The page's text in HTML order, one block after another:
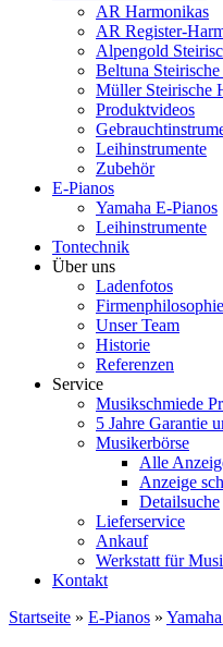
AR Harmonikas
AR Register-
Alpengold
Beltuna
Müller Steirische
Produktvideos
Leihinstrumente
Zubehör
E-Pianos
Yamaha E-Pianos
Leihinstrumente
Tontechnik
Über uns
Ladenfotos
Firmenphilosophie
Unser Team
Historie
Referenzen
Service
Musikschmiede
5 Jahre Garantie
Musikerbörse
Alle
Anzeige
Detailsuche
Lieferservice
Ankauf
Werkstatt für
Kontakt
Startseite » E-Pianos »